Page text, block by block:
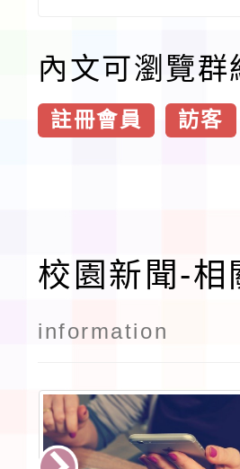
內文可瀏覽群
註冊會員 訪客
校園新聞-相
information